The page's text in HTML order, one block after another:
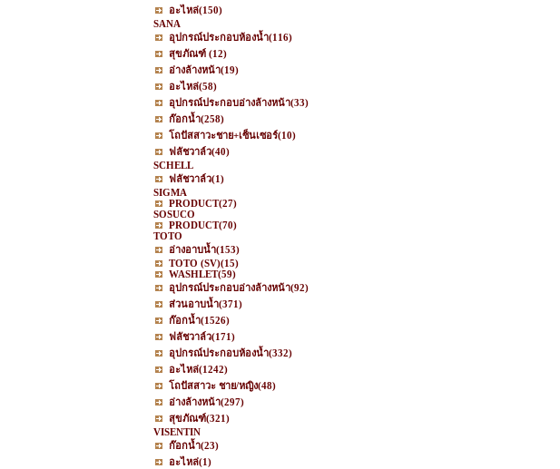
อะไหล่(150)
SANA
อุปกรณ์ประกอบห้องน้ำ(116)
สุขภัณฑ์ (12)
อ่างล้างหน้า(19)
อะไหล่(58)
อุปกรณ์ประกอบอ่างล้างหน้า(33)
ก๊อกน้ำ(258)
โถปัสสาวะชาย+เซ็นเซอร์(10)
ฟลัชวาล์ว(40)
SCHELL
ฟลัชวาล์ว(1)
SIGMA
PRODUCT(27)
SOSUCO
PRODUCT(70)
TOTO
อ่างอาบน้ำ(153)
TOTO (SV)(15)
WASHLET(59)
อุปกรณ์ประกอบอ่างล้างหน้า(92)
ส่วนอาบน้ำ(371)
ก๊อกน้ำ(1526)
ฟลัชวาล์ว(171)
อุปกรณ์ประกอบห้องน้ำ(332)
อะไหล่(1242)
โถปัสสาวะ ชาย/หญิง(48)
อ่างล้างหน้า(297)
สุขภัณฑ์(321)
VISENTIN
ก๊อกน้ำ(23)
อะไหล่(1)